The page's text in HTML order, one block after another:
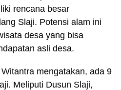
rencana besar
Slaji. Potensi alam ini
desa yang bisa
asli desa.
mengatakan, ada 9
Meliputi Dusun Slaji,